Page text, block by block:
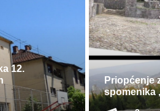
12.
Priopćenje
spomenika